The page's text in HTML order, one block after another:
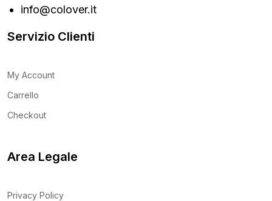
info@colover.it
Servizio Clienti
My Account
Carrello
Checkout
Area Legale
Privacy Policy